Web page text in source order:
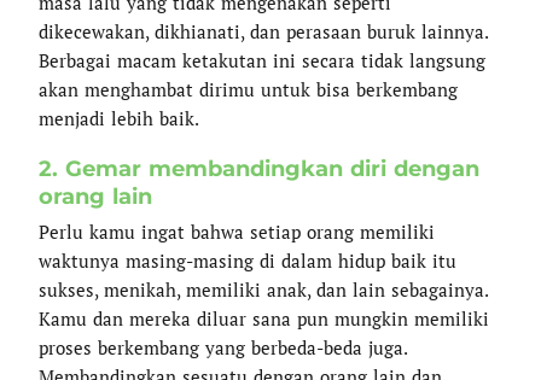
dikecewakan, dikhianati, dan perasaan buruk lainnya.
Berbagai macam ketakutan ini secara tidak langsung
akan menghambat dirimu untuk bisa berkembang
menjadi lebih baik.
2. Gemar membandingkan diri dengan
orang lain
Perlu kamu ingat bahwa setiap orang memiliki
waktunya masing-masing di dalam hidup baik itu
sukses, menikah, memiliki anak, dan lain sebagainya.
Kamu dan mereka diluar sana pun mungkin memiliki
proses berkembang yang berbeda-beda juga.